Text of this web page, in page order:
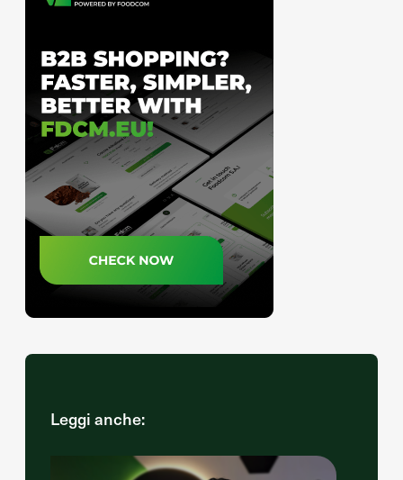
Leggi anche: